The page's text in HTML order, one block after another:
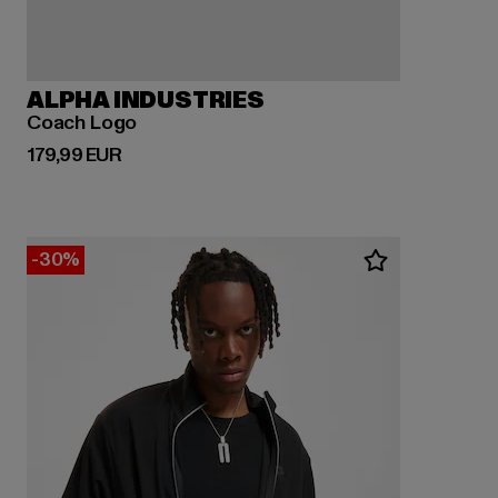
ALPHA INDUSTRIES
Coach Logo
179,99 EUR
Derzeitiger Preis: 179,99 EUR
-30%